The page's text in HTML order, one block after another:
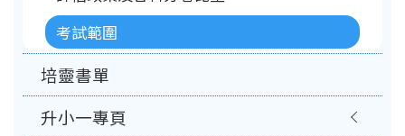
考試範圍
培靈書單
升小一專頁